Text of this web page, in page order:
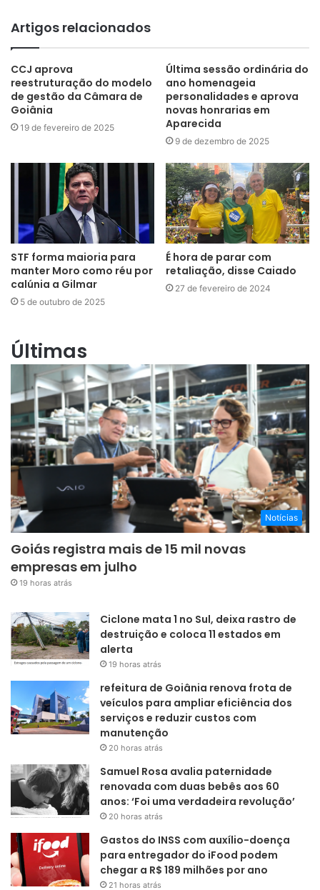
Artigos relacionados
CCJ aprova
reestruturação do modelo
de gestão da Câmara de
Goiânia
19 de fevereiro de 2025
Última sessão ordinária do
ano homenageia
personalidades e aprova
novas honrarias em
Aparecida
9 de dezembro de 2025
STF forma maioria para
manter Moro como réu por
calúnia a Gilmar
5 de outubro de 2025
É hora de parar com
retaliação, disse Caiado
27 de fevereiro de 2024
Últimas
Notícias
Goiás registra mais de 15 mil novas
empresas em julho
19 horas atrás
Ciclone mata 1 no Sul, deixa rastro de
destruição e coloca 11 estados em
alerta
19 horas atrás
refeitura de Goiânia renova frota de
veículos para ampliar eficiência dos
serviços e reduzir custos com
manutenção
20 horas atrás
Samuel Rosa avalia paternidade
renovada com duas bebês aos 60
anos: ‘Foi uma verdadeira revolução’
20 horas atrás
Gastos do INSS com auxílio-doença
para entregador do iFood podem
chegar a R$ 189 milhões por ano
21 horas atrás